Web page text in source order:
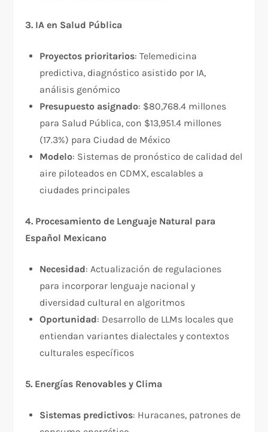
3. IA en Salud Pública
Proyectos prioritarios: Telemedicina
predictiva, diagnóstico asistido por IA,
análisis genómico
Presupuesto asignado: $80,768.4 millones
para Salud Pública, con $13,951.4 millones
(17.3%) para Ciudad de México​
Modelo: Sistemas de pronóstico de calidad del
aire piloteados en CDMX, escalables a
ciudades principales​
4. Procesamiento de Lenguaje Natural para
Español Mexicano
Necesidad: Actualización de regulaciones
para incorporar lenguaje nacional y
diversidad cultural en algoritmos​
Oportunidad: Desarrollo de LLMs locales que
entiendan variantes dialectales y contextos
culturales específicos
5. Energías Renovables y Clima
Sistemas predictivos: Huracanes, patrones de